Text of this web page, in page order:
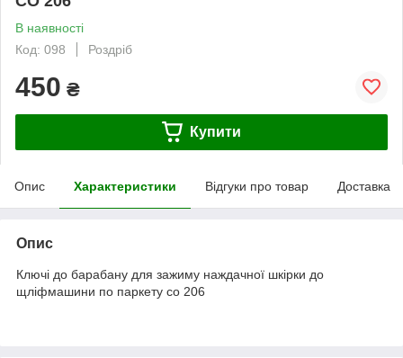
В наявності
Код: 098
Роздріб
450 ₴
Купити
Опис Характеристики Відгуки про товар Доставка
Опис
Ключі до барабану для зажиму наждачної шкірки до
щліфмашини по паркету со 206